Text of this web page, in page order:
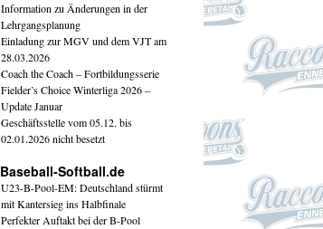
Information zu Änderungen in der
Lehrgangsplanung
Einladung zur MGV und dem VJT am
28.03.2026
Coach the Coach – Fortbildungsserie
Fielder’s Choice Winterliga 2026 –
Update Januar
Geschäftsstelle vom 05.12. bis
02.01.2026 nicht besetzt
Baseball-Softball.de
U23-B-Pool-EM: Deutschland stürmt
mit Kantersieg ins Halbfinale
Perfekter Auftakt bei der B-Pool